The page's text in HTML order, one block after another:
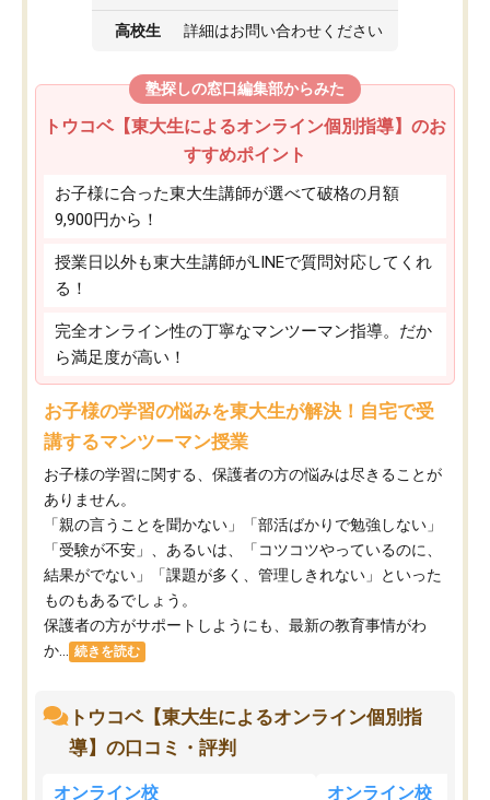
高校生 詳細はお問い合わせください
塾探しの窓口編集部からみた
トウコベ【東大生によるオンライン個別指導】のお
すすめポイント
お子様に合った東大生講師が選べて破格の月額
9,900円から！
授業日以外も東大生講師がLINEで質問対応してくれ
る！
完全オンライン性の丁寧なマンツーマン指導。だか
ら満足度が高い！
お子様の学習の悩みを東大生が解決！自宅で受
講するマンツーマン授業
お子様の学習に関する、保護者の方の悩みは尽きることが
ありません。
「親の言うことを聞かない」「部活ばかりで勉強しない」
「受験が不安」、あるいは、「コツコツやっているのに、
結果がでない」「課題が多く、管理しきれない」といった
ものもあるでしょう。
保護者の方がサポートしようにも、最新の教育事情がわ
か...
続きを読む
トウコベ【東大生によるオンライン個別指
導】の口コミ・評判
オンライン校 オンライン校